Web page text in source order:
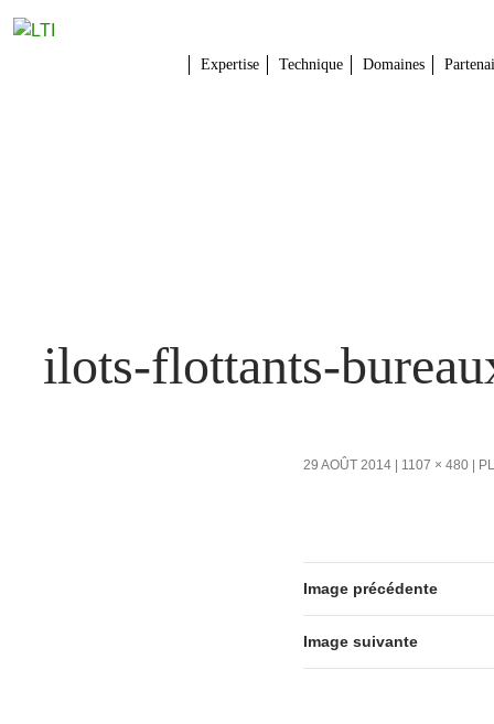
Expertise Technique Domaines
ilots-flottants-
29 AOÛT 2014 1107 × 480
Image précédente
Image suivante